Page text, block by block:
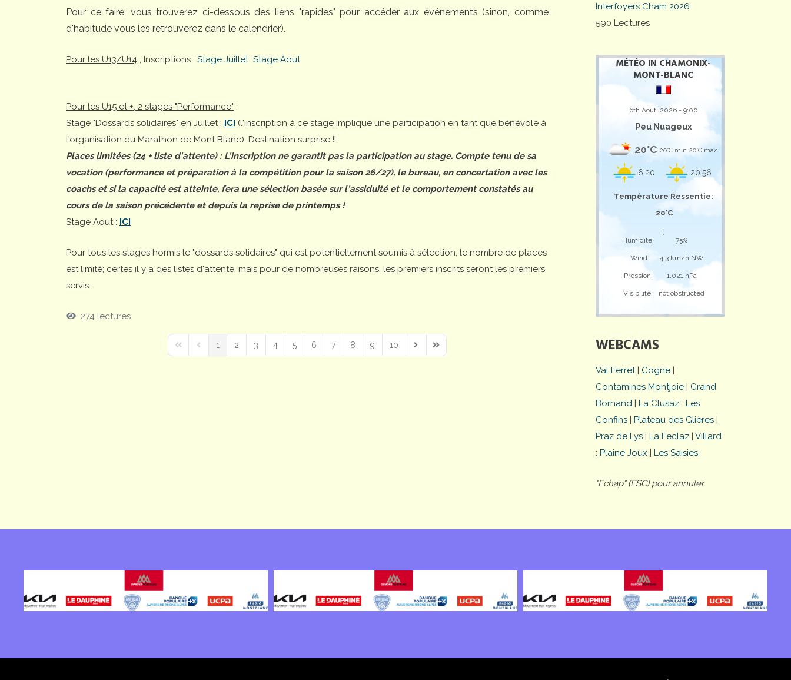
Interfoyers Cham 2026
590 Lectures
MÉTÉO IN CHAMONIX-
MONT-BLANC
6th Août, 2026 - 9:00
Peu Nuageux
20°C 20°C min 20°C max
6:20 20:56
Température Ressentie:
20°C
;
Humidité:
75%
Wind: 4,3 km/h NW
Pression: 1.021 hPa
Visibilité: not obstructed
WEBCAMS
Val Ferret| Cogne |
Contamines Montjoie | Grand
Bornand | La Clusaz : Les
Confins | Plateau des Glières |
Praz de Lys | La Feclaz | Villard
: Plaine Joux | Les Saisies
"Echap" (ESC) pour annuler
Pour ce faire, vous trouverez ci-dessous des liens "rapides" pour accéder aux événements (sinon, comme
d'habitude vous les retrouverez dans le calendrier).
Pour les U13/U14 , Inscriptions : Stage Juillet Stage Aout
Pour les U15 et +, 2 stages "Performance" :
Stage "Dossards solidaires" en Juillet : ICI (l'inscription à ce stage implique une participation en tant que bénévole à
l'organisation du Marathon de Mont Blanc). Destination surprise !!
Places limitées (24 + liste d'attente): L'inscription ne garantit pas la participation au stage. Compte tenu de sa
vocation (performance et préparation à la compétition pour la saison 26/27), le bureau, en concertation avec les
coachs et si la capacité est atteinte, fera une sélection basée sur l'assiduité et le comportement constatés au
cours de la saison précédente et depuis la reprise de printemps !
Stage Aout : ICI
Pour tous les stages hormis le "dossards solidaires" qui est potentiellement soumis à sélection, le nombre de places
est limité; certes il y a des listes d'attente, mais pour de nombreuses raisons, les premiers inscrits seront les premiers
servis.
274 lectures
First PagePrevious Page
1 2 3 4 5 6 7 8 9 10
Next PageLast Page